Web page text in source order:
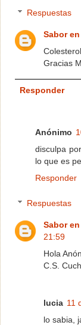
Respuestas
Sabor
Gracias
Responder
Anónimo
disculpa
lo que es
Responder
Respuestas
Sabor
21:59
Hola
C.S.
lucia 11
lo sabia,